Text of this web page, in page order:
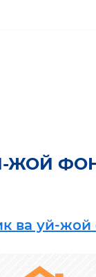
ЖОЙ
ва уй-